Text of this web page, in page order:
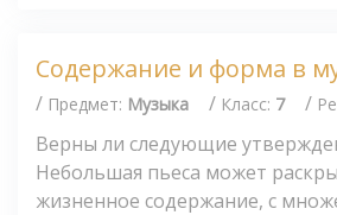
Содержание и форма в
/ Предмет: Музыка / Класс: 7 /
Верны ли следующие
Небольшая пьеса может
жизненное содержание, с